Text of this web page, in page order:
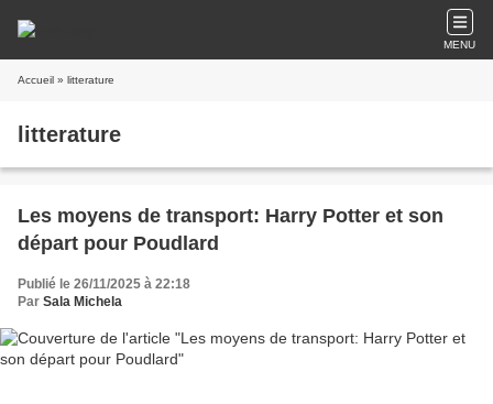
MENU
Accueil » litterature
litterature
Les moyens de transport: Harry Potter et son
départ pour Poudlard
Publié le 26/11/2025 à 22:18
Par Sala Michela